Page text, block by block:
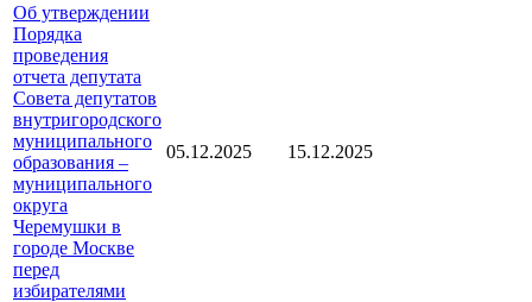
Об утверждении
Порядка
проведения
отчета депутата
Совета депутатов
внутригородского
муниципального
образования –
муниципального
округа
Черемушки в
городе Москве
перед
избирателями
05.12.2025 15.12.2025